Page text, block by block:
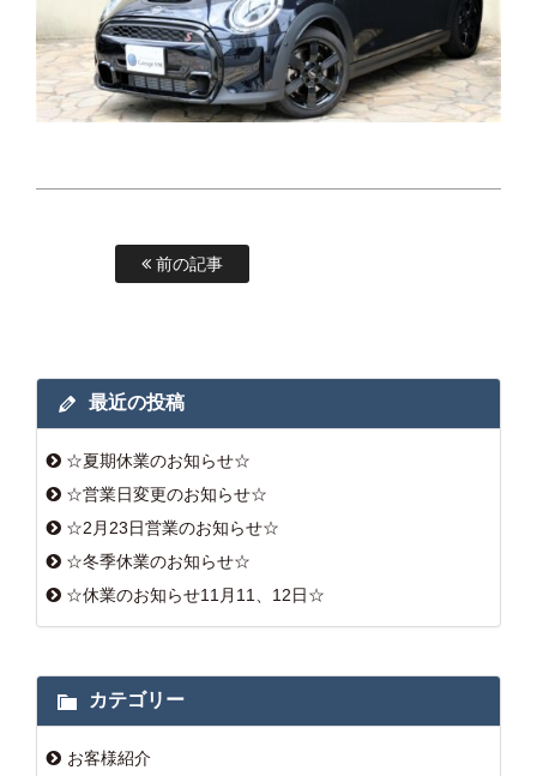
前の記事
最近の投稿
☆夏期休業のお知らせ☆
☆営業日変更のお知らせ☆
☆2月23日営業のお知らせ☆
☆冬季休業のお知らせ☆
☆休業のお知らせ11月11、12日☆
カテゴリー
お客様紹介